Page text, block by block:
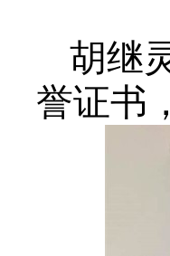
胡继
誉证书